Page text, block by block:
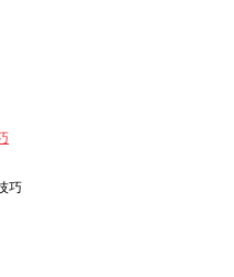
巧